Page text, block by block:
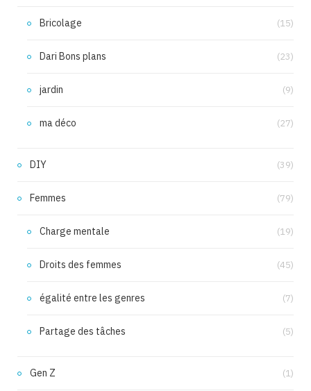
Bricolage (15)
Dari Bons plans (23)
jardin (9)
ma déco (27)
DIY (39)
Femmes (79)
Charge mentale (19)
Droits des femmes (45)
égalité entre les genres (7)
Partage des tâches (5)
Gen Z (1)